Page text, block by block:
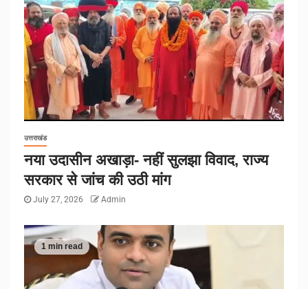
उत्तराखंड
नया उदासीन अखाड़ा- नहीं सुलझा विवाद, राज्य
सरकार से जांच की उठी मांग
July 27, 2026 Admin
1 min read